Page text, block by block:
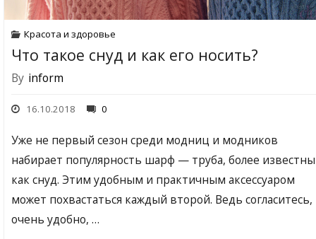
Красота и здоровье
Что такое снуд и как его носить?
By inform
16.10.2018 0
Уже не первый сезон среди модниц и модников
набирает популярность шарф — труба, более
как снуд. Этим удобным и практичным аксессуаром
может похвастаться каждый второй. Ведь согласитесь,
очень удобно, …